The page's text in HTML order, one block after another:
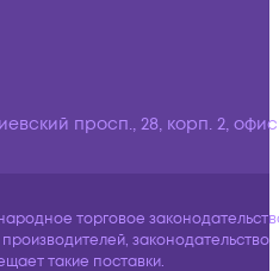
просп., 28, корп. 2,
торговое
законодательство
такие поставки.